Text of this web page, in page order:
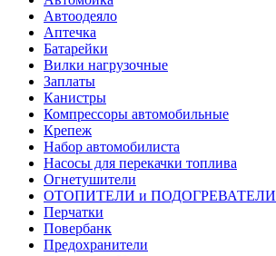
Автоодеяло
Аптечка
Батарейки
Вилки нагрузочные
Заплаты
Канистры
Компрессоры автомобильные
Крепеж
Набор автомобилиста
Насосы для перекачки топлива
Огнетушители
ОТОПИТЕЛИ и ПОДОГРЕВАТЕЛИ
Перчатки
Повербанк
Предохранители